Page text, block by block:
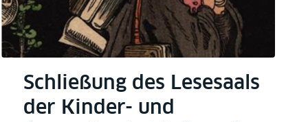
Schließung des Lesesaals
der Kinder- und